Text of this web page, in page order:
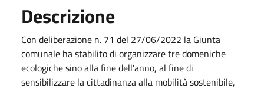
Descrizione
Con deliberazione n. 71 del 27/06/2022 la Giunta
comunale ha stabilito di organizzare tre domeniche
ecologiche sino alla fine dell'anno, al fine di
sensibilizzare la cittadinanza alla mobilità sostenibile,